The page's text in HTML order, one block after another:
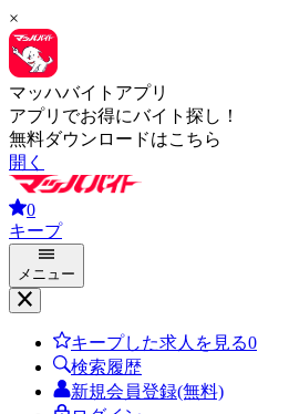
×
マッハバイトアプリ
アプリでお得にバイト探し！
無料ダウンロードはこちら
開く
0
キープ
メニュー
キープした求人を見る0
検索履歴
新規会員登録(無料)